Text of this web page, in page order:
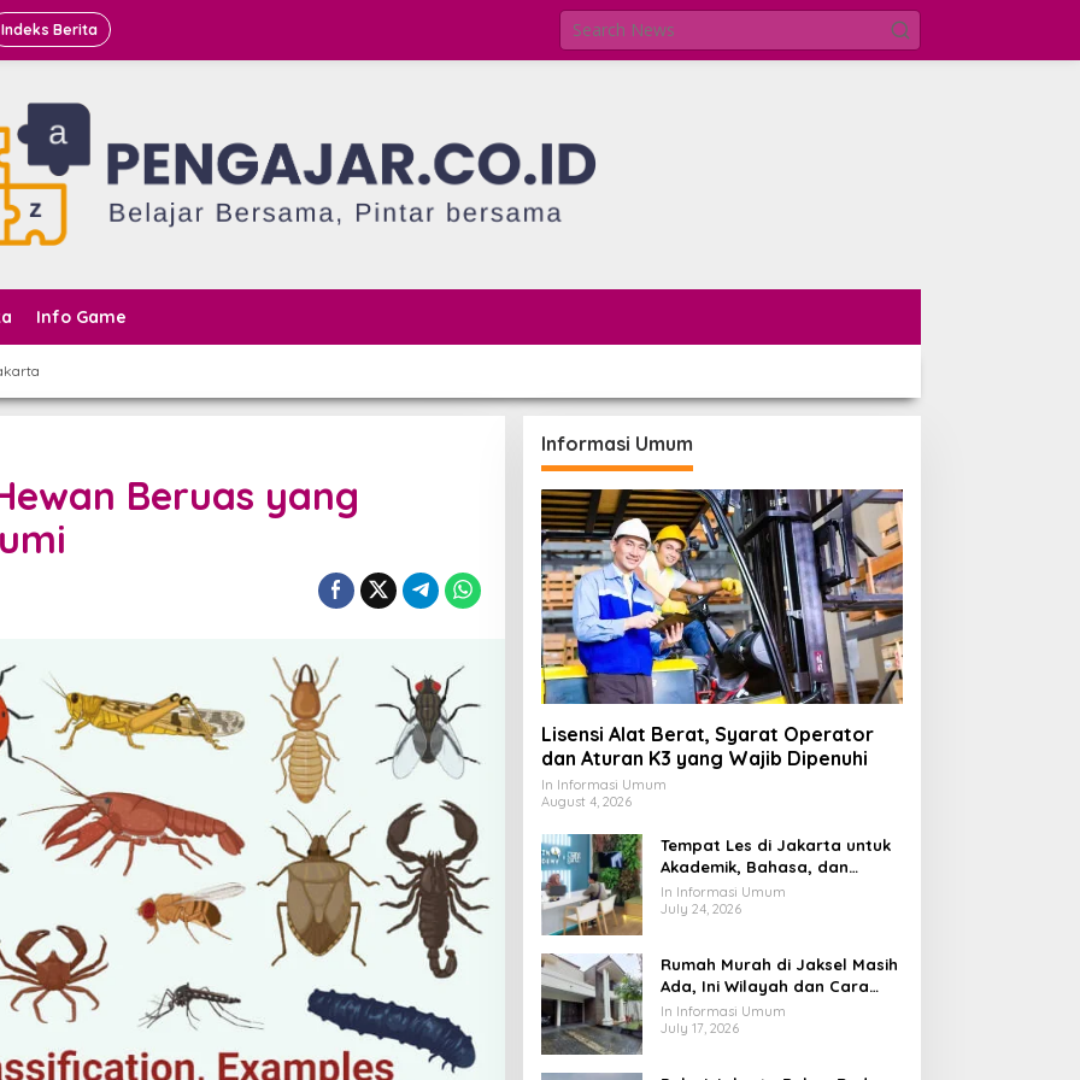
Indeks Berita
Info Game
Beruas yang
Informasi Umum
Lisensi Alat Berat, Syarat Operator
dan Aturan K3 yang Wajib Dipenuhi
In Informasi Umum
August 4, 2026
Tempat Les di Jakarta untuk
Akademik, Bahasa, dan
Keterampilan Anak
In Informasi Umum
July 24, 2026
Rumah Murah di Jaksel Masih
Ada, Ini Wilayah dan Cara
Membelinya
In Informasi Umum
July 17, 2026